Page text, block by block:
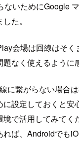
ないためにGoogle
た。
会場は回線はそく
なく使えるように
に繋がらない場合は
設定しておくと安
で活用してみてく
れば、Androidでも